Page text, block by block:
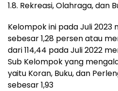
1.8. Rekreasi, Olahraga, dan
Kelompok ini pada Juli 2023
sebesar 1,28 persen atau
dari 114,44 pada Juli 2022
Sub Kelompok yang
yaitu Koran, Buku, dan
sebesar 1,93